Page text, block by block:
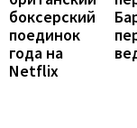
боксерский
поединок
года на
Netflix